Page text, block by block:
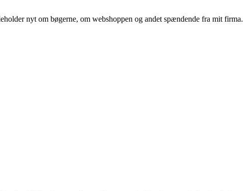
nyt om bøgerne, om webshoppen og andet spændende fra mit firma.